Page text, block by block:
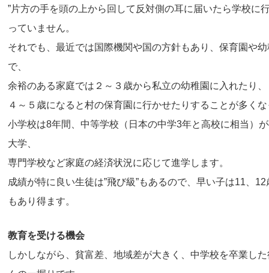
”片方の手を頭の上から回して反対側の耳に届いたら学校に
っていません。
それでも、最近では国際機関や国の方針もあり、保育園や
で、
余裕のある家庭では２～３歳から私立の幼稚園に入れたり、
４～５歳になると村の保育園に行かせたりすることが多く
小学校は8年間、中等学校（日本の中学3年と高校に相当）
大学、
専門学校など家庭の経済状況に応じて進学します。
成績が特に良い生徒は”飛び級”もあるので、早い子は11、
もあり得ます。
教育を受ける機会
しかしながら、貧富差、地域差が大きく、中学校を卒業し